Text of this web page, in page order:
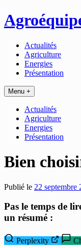
Passer
au
Actualités
Agriculture
Energies
Présentation
Menu +
Actualités
Agriculture
Energies
Présentation
Bien
Publié le 22 septembre
Pas le temps de
un résumé :
Perplexity